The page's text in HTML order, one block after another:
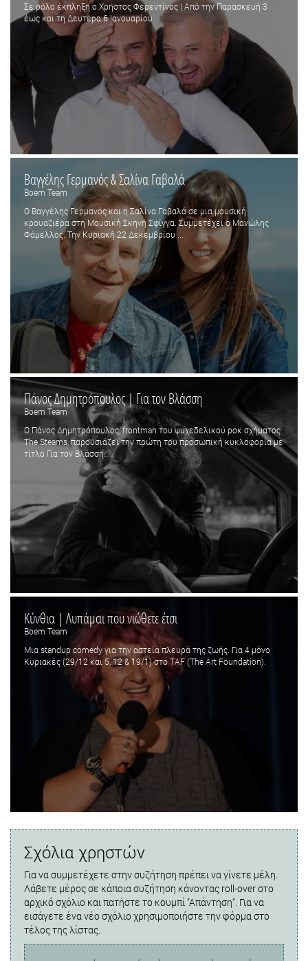
Σε ρόλο έκπληξη ο Χρήστος Φερεντίνος | Από την Παρασκευή 3
έως και τη Δευτέρα 6 Ιανουαρίου
Βαγγέλης Γερμανός & Σαλίνα Γαβαλά
Boem Team
Ο Βαγγέλης Γερμανός και η Σαλίνα Γαβαλά σε μια μουσική
κρουαζιέρα στη Μουσική Σκηνή Σφίγγα. Συμμετέχει ο Μανώλης
Φάμελλος. Την Κυριακή 22 Δεκεμβρίου ...
Πάνος Δημητρόπουλος | Για τον Βλάσση
Boem Team
O Πάνος Δημητρόπουλος, frontman του ψυχεδελικού ροκ σχήματος
The Steams, παρουσιάζει την πρώτη του προσωπική κυκλοφορία με
τίτλο Για τον Βλάσση....
Κύνθια | Λυπάμαι που νιώθετε έτσι
Boem Team
Μια standup comedy για την αστεία πλευρά της ζωής. Για 4 μόνο
Κυριακές (29/12 και 5, 12 & 19/1) στο TAF (The Art Foundation).
Σχόλια χρηστών
Για να συμμετέχετε στην συζήτηση πρέπει να γίνετε μέλη.
Λάβετε μέρος σε κάποια συζήτηση κάνοντας roll-over στο
αρχικό σχόλιο και πατήστε το κουμπί "Απάντηση". Για να
εισάγετε ένα νέο σχόλιο χρησιμοποιήστε την φόρμα στο
τέλος της λίστας.